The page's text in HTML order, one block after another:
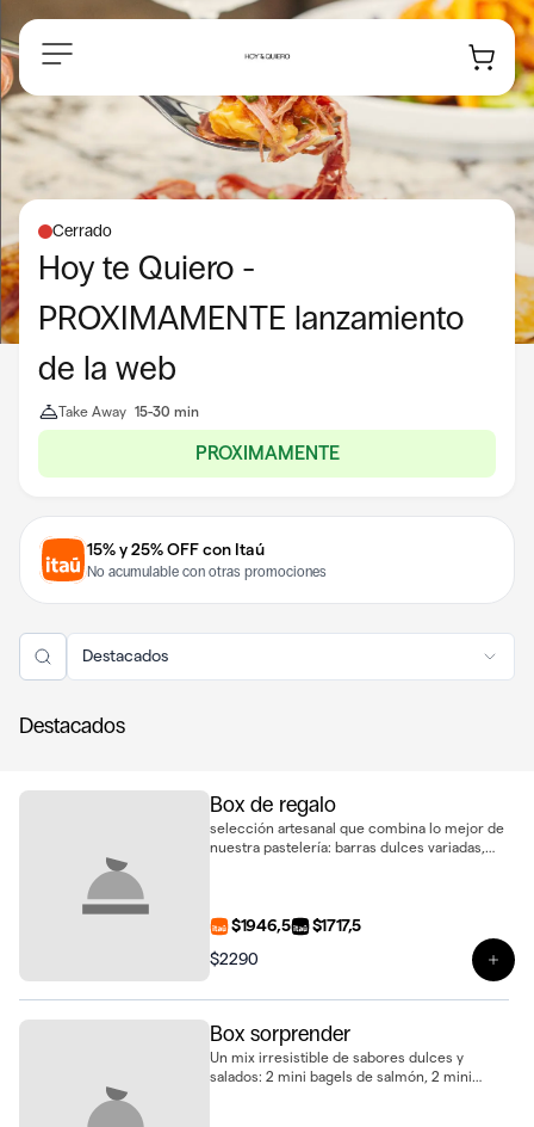
Cerrado
Hoy te Quiero -
PROXIMAMENTE lanzamiento
de la web
Take Away 15-30 min
PROXIMAMENTE
15% y 25% OFF con Itaú
No acumulable con otras promociones
Destacados
Destacados
Box de regalo
selección artesanal que combina lo mejor de
nuestra pastelería: barras dulces variadas,
$1946,5
$1717,5
$2290
Ver
Box sorprender
Un mix irresistible de sabores dulces y
salados: 2 mini bagels de salmón, 2 mini